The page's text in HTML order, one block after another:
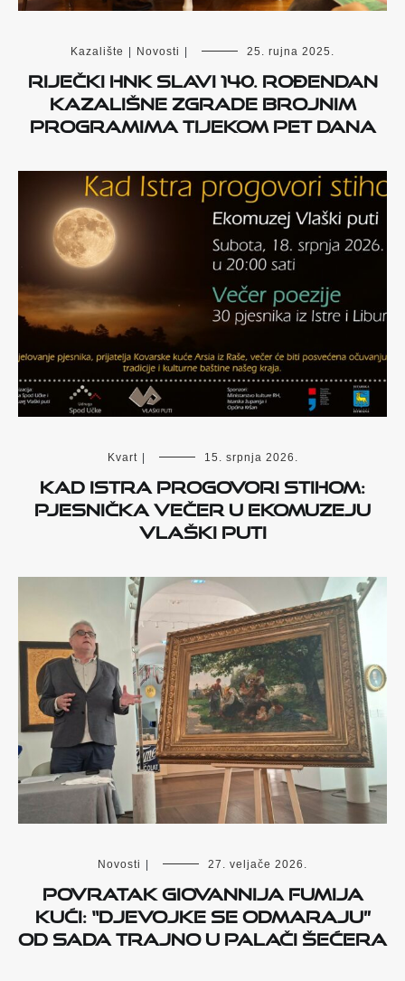
Kazalište Novosti 25. rujna 2025.
Riječki HNK slavi 140. rođendan
kazališne zgrade brojnim
programima tijekom pet dana
Kvart 15. srpnja 2026.
Kad Istra progovori stihom:
pjesnička večer u Ekomuzeju
Vlaški puti
Novosti | 27. veljače 2026.
Povratak Giovannija Fumija
kući: “Djevojke se odmaraju”
od sada trajno u Palači šećera